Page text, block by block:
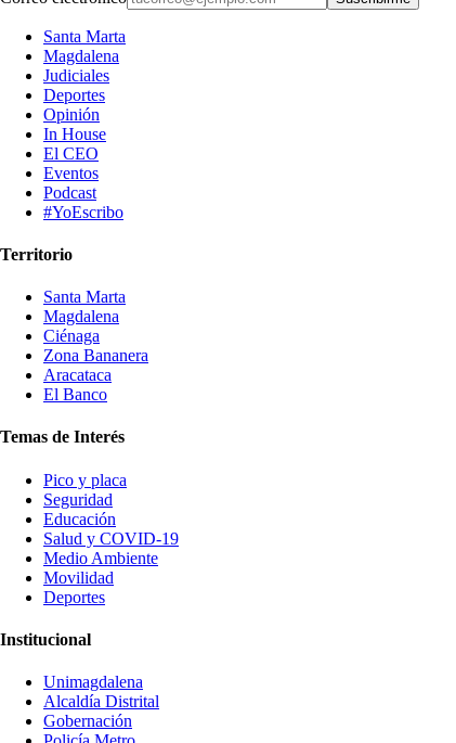
Santa Marta
Magdalena
Judiciales
Deportes
Opinión
In House
El CEO
Eventos
Podcast
#YoEscribo
Territorio
Santa Marta
Magdalena
Ciénaga
Zona Bananera
Aracataca
El Banco
Temas de Interés
Pico y placa
Seguridad
Educación
Salud y COVID-19
Medio Ambiente
Movilidad
Deportes
Institucional
Unimagdalena
Alcaldía Distrital
Gobernación